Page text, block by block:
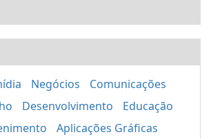
Negócios
Comunicações
Desenvolvimento
Educação
Aplicações Gráficas